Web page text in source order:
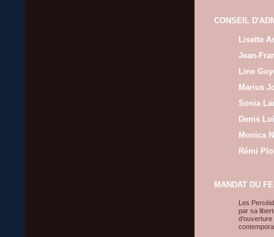
CONSEIL
Lisette
Jean-
Line
Marius
Sonia
Denis
Monica
Rémi
MANDAT DU
Les
par sa